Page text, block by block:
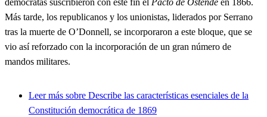
demócratas suscribieron con este fin el Pacto de Ostende en 1866.
Más tarde, los republicanos y los unionistas, liderados por Serrano
tras la muerte de O’Donnell, se incorporaron a este bloque, que se
vio así reforzado con la incorporación de un gran número de
mandos militares.
Leer más sobre Describe las características esenciales de la
Constitución democrática de 1869